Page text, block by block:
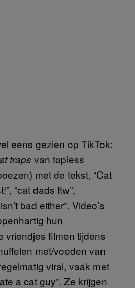
eens gezien op TikTok:
traps van topless
met de tekst, “Cat
“cat dads ftw”,
bad either”. Video’s
hun
vriendjes filmen tijdens
met/voeden van
viral, vaak met
a cat guy”. Ze krijgen